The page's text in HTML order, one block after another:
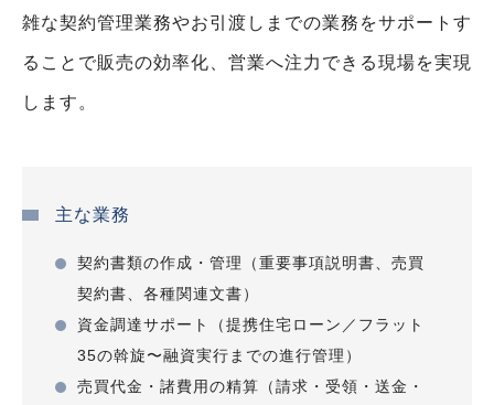
江東区
190
2016年
グランスイート八丁堀
グランスイート西馬込
大田区
2015年
グランスイート四谷二丁目レジデンス
新宿区
47 2015年 丸紅
雑な契約管理業務やお引渡しまでの業務をサポートす
ることで販売の効率化、営業へ注力できる現場を実現
します。
主な業務
契約書類の作成・管理（重要事項説明書、売買
契約書、各種関連文書）
資金調達サポート（提携住宅ローン／フラット
35の斡旋〜融資実行までの進行管理）
売買代金・諸費用の精算（請求・受領・送金・